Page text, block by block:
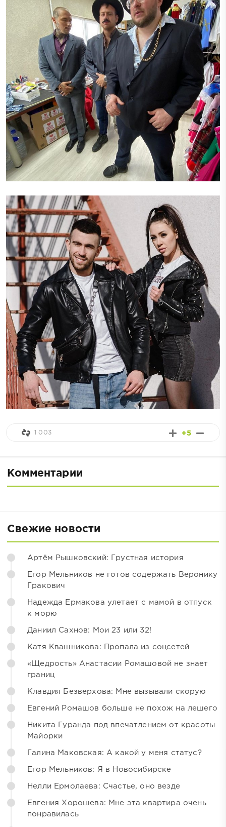
+5
1 003
Комментарии
Свежие новости
Артём Рышковский: Грустная история
Егор Мельников не готов содержать Веронику
Гракович
Надежда Ермакова улетает с мамой в отпуск
к морю
Даниил Сахнов: Мои 23 или 32!
Катя Квашникова: Пропала из соцсетей
«Щедрость» Анастасии Ромашовой не знает
границ
Клавдия Безверхова: Мне вызывали скорую
Евгений Ромашов больше не похож на лешего
Никита Гуранда под впечатлением от красоты
Майорки
Галина Маковская: А какой у меня статус?
Егор Мельников: Я в Новосибирске
Нелли Ермолаева: Счастье, оно везде
Евгения Хорошева: Мне эта квартира очень
понравилась